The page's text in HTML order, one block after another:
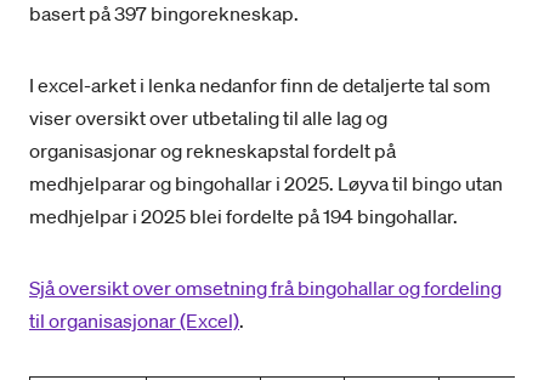
basert på 397 bingorekneskap.
I excel-arket i lenka nedanfor finn de detaljerte tal som
viser oversikt over utbetaling til alle lag og
organisasjonar og rekneskapstal fordelt på
medhjelparar og bingohallar i 2025. Løyva til bingo utan
medhjelpar i 2025 blei fordelte på 194 bingohallar.
Sjå oversikt over omsetning frå bingohallar og fordeling
til organisasjonar (Excel).